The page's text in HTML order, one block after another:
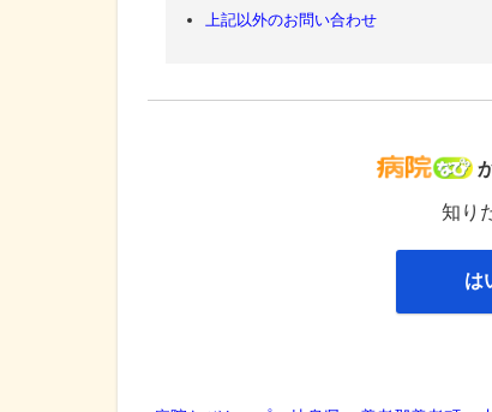
上記以外のお問い合わせ
知り
は